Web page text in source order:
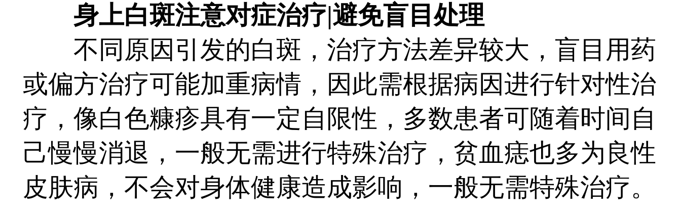
身上白斑注意对症治疗|避免盲目处理
不同原因引发的白斑，治疗方法差异较大，盲目用药
或偏方治疗可能加重病情，因此需根据病因进行针对性治
疗，像白色糠疹具有一定自限性，多数患者可随着时间自
己慢慢消退，一般无需进行特殊治疗，贫血痣也多为良性
皮肤病，不会对身体健康造成影响，一般无需特殊治疗。